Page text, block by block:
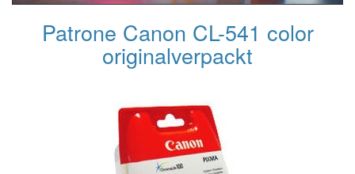
Patrone Canon CL-541 color
originalverpackt